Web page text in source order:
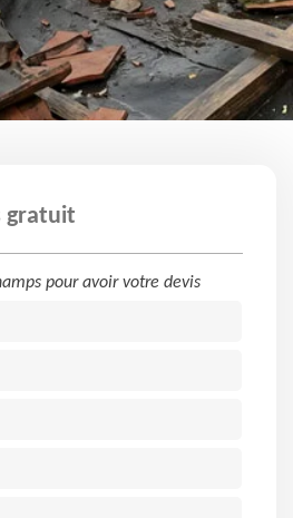
gratuit
pour avoir votre devis